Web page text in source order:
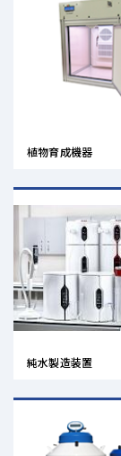
植物育成機器
純水製造装置